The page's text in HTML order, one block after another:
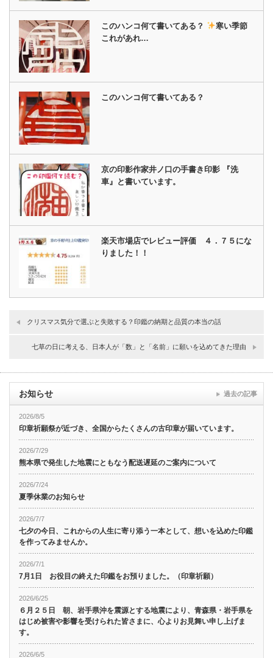
このハンコ何て書いてある？
寒い季節
これがあれ…
このハンコ何て書いてある？
京の印影作家井ノ口の手書き印影 『洗
車』と書いています。
楽天市場店でレビュー評価 ４．７５にな
りました！！
クリスマス気分で選ぶと失敗する？印鑑の納期と品質の本当の話
七草の日に考える、日本人が「数」と「名前」に願いを込めてきた理由
お知らせ
2026/8/5
印章祈願祭が近づき、全国からたくさんの古印章が届いています。
2026/7/29
熊本県で発生した地震にともなう配送遅延のご案内について
2026/7/24
夏季休業のお知らせ
2026/7/7
七夕の今日、これからの人生に寄り添う一本として、想いを込めた印鑑
を作ってみませんか。
2026/7/1
7月1日 お役目の終えた印鑑をお預りました。（印章祈願）
2026/6/25
６月２５日 朝、岩手県沖を震源とする地震により、青森県・岩手県を
はじめ被害や影響を受けられた皆さまに、心よりお見舞い申し上げま
す。
2026/6/5
過去の記事